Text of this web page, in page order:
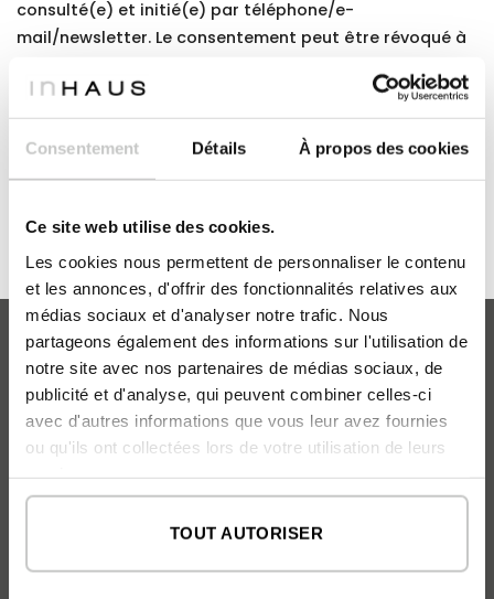
Consentement Détails À propos des cookies
Ce site web utilise des cookies.
Les cookies nous permettent de personnaliser le contenu
et les annonces, d'offrir des fonctionnalités relatives aux
médias sociaux et d'analyser notre trafic. Nous
partageons également des informations sur l'utilisation de
notre site avec nos partenaires de médias sociaux, de
publicité et d'analyse, qui peuvent combiner celles-ci
avec d'autres informations que vous leur avez fournies
ou qu'ils ont collectées lors de votre utilisation de leurs
TOUT AUTORISER
consulté(e) et initié(e) par téléphone/e-
mail/newsletter. Le consentement peut être révoqué à
lien permettant de se désinscrire à cette fin.
MAISONS INHAUS
Catalogue
inHAUS Professionnel